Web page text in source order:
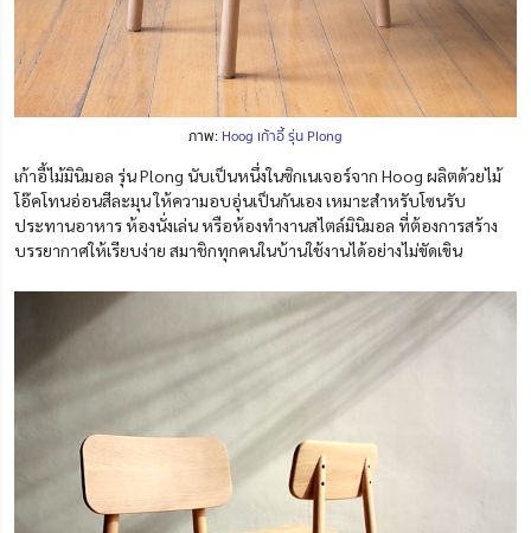
ภาพ: Hoog เก้าอี้ รุ่น Plong
เก้าอี้ไม้มินิมอล รุ่น Plong นับเป็นหนึ่งในซิกเนเจอร์จาก Hoog ผลิตด้วยไม้
โอ๊คโทนอ่อนสีละมุน ให้ความอบอุ่นเป็นกันเอง เหมาะสำหรับโซนรับ
ประทานอาหาร ห้องนั่งเล่น หรือห้องทำงานสไตล์มินิมอล ที่ต้องการสร้าง
บรรยากาศให้เรียบง่าย สมาชิกทุกคนในบ้านใช้งานได้อย่างไม่ขัดเขิน